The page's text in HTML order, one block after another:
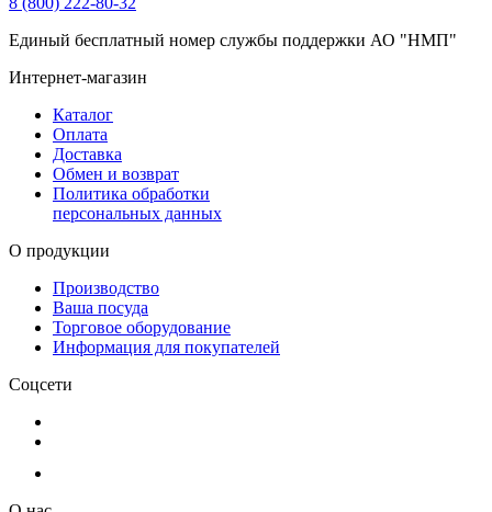
Единый бесплатный номер службы поддержки АО "НМП"
Интернет-магазин
Каталог
Оплата
Доставка
Обмен и возврат
Политика обработки
персональных данных
О продукции
Производство
Ваша посуда
Торговое оборудование
Информация для покупателей
Соцсети